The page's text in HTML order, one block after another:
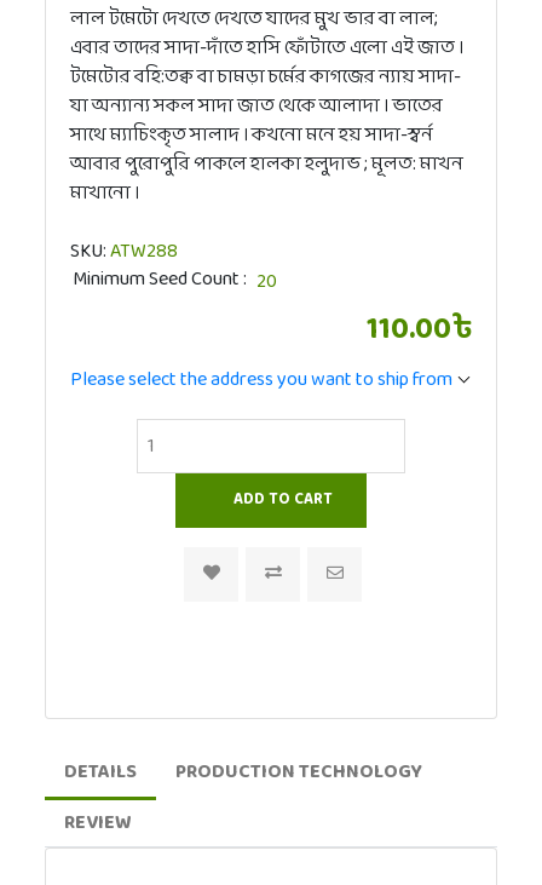
লাল টমেটো দেখতে দেখতে যাদের মুখ ভার বা লাল;
এবার তাদের সাদা-দাঁতে হাসি ফোঁটাতে এলো এই জাত ।
টমেটোর বহি:তক্ব বা চামড়া চর্মের কাগজের ন্যায় সাদা-
যা অন্যান্য সকল সাদা জাত থেকে আলাদা । ভাতের
সাথে ম্যাচিংকৃত সালাদ । কখনো মনে হয় সাদা-স্বর্ন
আবার পুরোপুরি পাকলে হালকা হলুদাভ ; মূলত: মাখন
মাখানো ।
SKU:ATW288
Minimum Seed Count
110.00৳
Please select the address you want to ship from
DETAILS
PRODUCTION TECHNOLOGY
REVIEW